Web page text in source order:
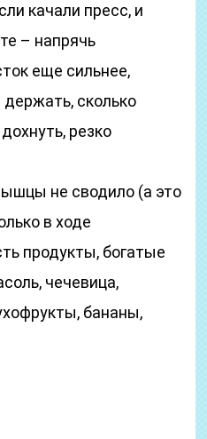
качали пресс, и
– напрячь
еще сильнее,
сколько
резко
не сводило (а это
в ходе
продукты, богатые
чечевица,
бананы,